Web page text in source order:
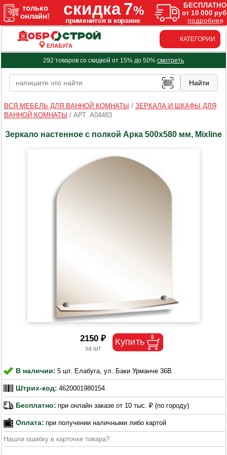
ЕЛАБУГА
КАТЕГОРИИ
292 товаров со скидкой от 15% до 50% смотреть
ВСЯ МЕБЕЛЬ ДЛЯ ВАННОЙ КОМНАТЫ / ЗЕРКАЛА И ШКАФЫ ДЛЯ
ВАННОЙ КОМНАТЫ / АРТ. A04483
Зеркало настенное с полкой Арка 500х580 мм, Mixline
2150 ₽
В наличии: 5 шт. Елабуга, ул. Баки Урманче 36В
Штрих-код: 4620001980154
Бесплатно: при онлайн заказе от 10 тыс. ₽ (по городу)
Оплата: при получении наличными либо картой
Нашли ошибку в карточке товара?